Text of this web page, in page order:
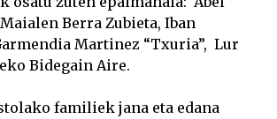
Berra Zubieta, Iban
Martinez “Txuria”, Lur
Bidegain Aire.
familiek jana eta edana